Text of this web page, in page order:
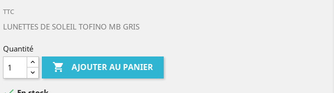
TTC
LUNETTES DE SOLEIL TOFINO MB GRIS
Quantité
 AJOUTER AU PANIER